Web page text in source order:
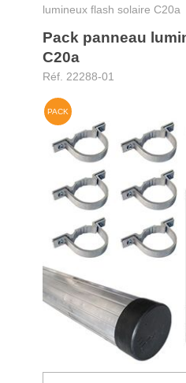
lumineux flash solaire C20a
Pack panneau
C20a
Réf. 22288-01
PACK